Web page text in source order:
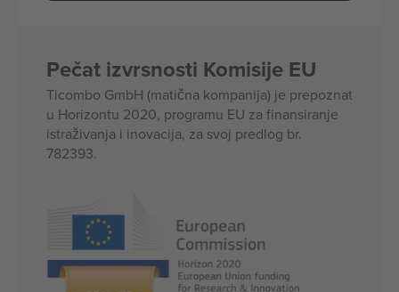
Pečat izvrsnosti Komisije EU
Ticombo GmbH (matična kompanija) je prepoznat
u Horizontu 2020, programu EU za finansiranje
istraživanja i inovacija, za svoj predlog br.
782393.